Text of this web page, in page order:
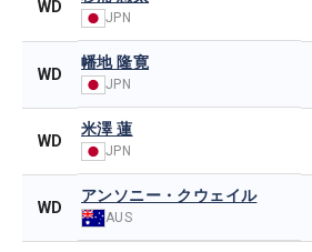
WD
JPN
WD
幡地 隆寛
JPN
WD
米澤 蓮
JPN
WD
アンソニー・クウェイル
AUS